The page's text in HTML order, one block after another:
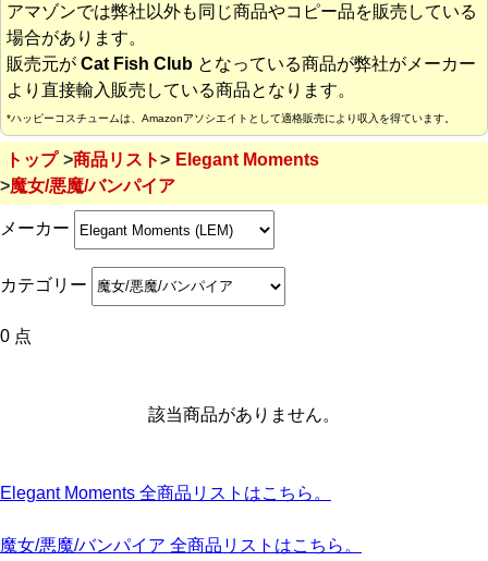
アマゾンでは弊社以外も同じ商品やコピー品を販売している
場合があります。
販売元が Cat Fish Club となっている商品が弊社がメーカー
より直接輸入販売している商品となります。
*ハッピーコスチュームは、Amazonアソシエイトとして適格販売により収入を得ています。
トップ 商品リスト
Elegant Moments
魔女/悪魔/バンパイア
メーカー
カテゴリー
0 点
該当商品がありません。
Elegant Moments 全商品リストはこちら。
魔女/悪魔/バンパイア 全商品リストはこちら。